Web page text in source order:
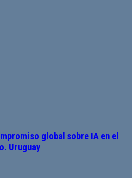
global sobre IA en el
Uruguay